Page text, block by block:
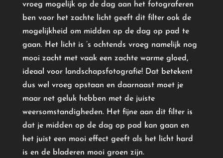
vroeg mogelijk op de dag aan het fotograferen
ben voor het zachte licht geeft dit filter ook de
mogelijkheid om midden op de dag op pad te
gaan. Het licht is ’s ochtends vroeg namelijk nog
mooi zacht met vaak een zachte warme gloed,
ideaal voor landschapsfotografie! Dat betekent
dus wel vroeg opstaan en daarnaast moet je
maar net geluk hebben met de juiste
weersomstandigheden. Het fijne aan dit filter is
dat je midden op de dag op pad kan gaan en
het juist een mooi effect geeft als het licht hard
is en de bladeren mooi groen zijn.